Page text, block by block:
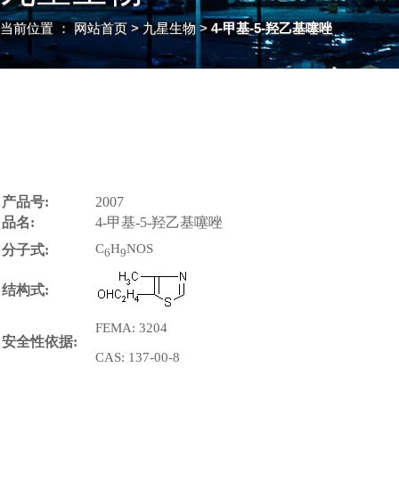
当前位置 ：网站首页 > 九星生物 > 4-甲基-5-羟乙基噻唑
产品号:
2007
品名:
4-甲基-5-羟乙基噻唑
分子式:
C6H9NOS
结构式:
安全性依据:
FEMA: 3204
CAS: 137-00-8